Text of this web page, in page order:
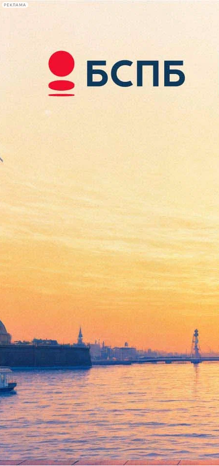
РЕКЛАМА
Сегодня:
2026.08.09
13:52
Афиша Plus
В рамках ПМЭФ на
Дворцовой отметят 55-летие
Цоя
Версия для печати
3 июня на Дворцовой площади пройдет концерт,
приуроченный к 55-летию Виктора Цоя. В нем примут
участие российские рок-музыканты, среди которых группы
«Пикник», «Пилот», «Кукрыниксы», The Hatters, 25/17,
«Северный флот», «Бригадный подряд» и Ольга Кормухина,
специальный гость — экс-участник группы «Кино» Юрий
Каспарян.
Мероприятие проходит в рамках культурной программы
культурной программы Петербургского международного
экономического форума, вход на концерт свободный, начало в
18.00.